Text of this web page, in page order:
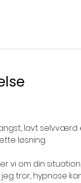
lavt
løsning.
vi om din
tror, hypnose